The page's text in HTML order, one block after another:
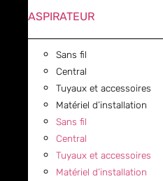
ASPIRATEUR
Sans fil
Central
Tuyaux et accessoires
Matériel d’installation
Sans fil
Central
Tuyaux et accessoires
Matériel d’installation